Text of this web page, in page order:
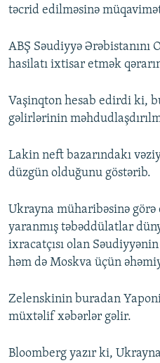
təcrid edilməsinə
ABŞ Səudiyyə Ərəbistanını
hasilatı ixtisar etmək
Vaşinqton hesab edirdi ki,
gəlirlərinin
Lakin neft bazarındakı
düzgün olduğunu göstərib.
Ukrayna müharibəsinə görə
yaranmış təbəddülatlar
ixracatçısı olan
həm də Moskva üçün
Zelenskinin buradan
müxtəlif xəbərlər gəlir.
Bloomberg yazır ki,